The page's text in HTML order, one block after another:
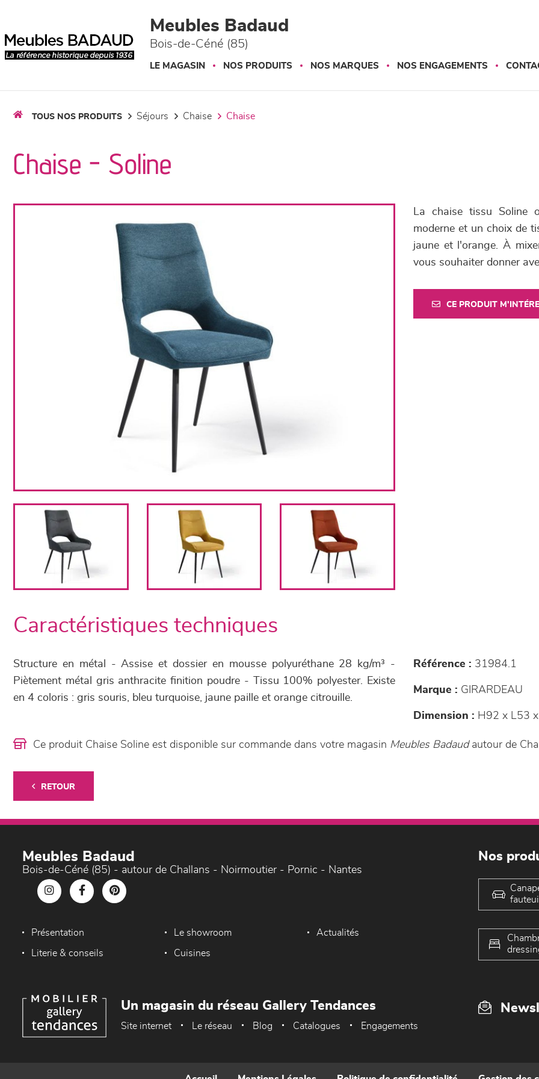
Meubles Badaud
Bois-de-Céné (85)
LE MAGASIN NOS PRODUITS NOS MARQUES NOS ENGAGEMENTS
TOUS NOS PRODUITS séjours chaise chaise
Chaise - Soline
La chaise tissu Soline
moderne et un choix de
jaune et l'orange. À
vous souhaiter donner
CE PRODUIT
Caractéristiques techniques
Structure en métal - Assise et dossier en mousse polyuréthane 28 kg/m³ -
Piètement métal gris anthracite finition poudre - Tissu 100% polyester. Existe
en 4 coloris : gris souris, bleu turquoise, jaune paille et orange citrouille.
Référence : 31984.1
Marque : GIRARDEAU
Dimension : H92 x L53
Ce produit Chaise Soline est disponible sur commande dans votre magasin Meubles Badaudautour de
RETOUR
Meubles Badaud
Bois-de-Céné (85) - autour de Challans - Noirmoutier - Pornic - Nantes
Présentation Le showroom Actualités
Literie & conseils Cuisines
Nos
Un magasin du réseau Gallery Tendances
Site internet Le réseau Blog Catalogues Engagements